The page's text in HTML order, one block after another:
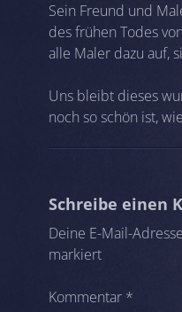
Sein Freund und
des frühen Todes
alle Maler dazu auf,
Uns bleibt dieses
noch so schön ist,
Schreibe einen
Deine E-Mail-
markiert
Kommentar *